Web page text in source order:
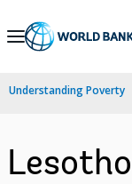
Skip
Navigation
Understanding Poverty